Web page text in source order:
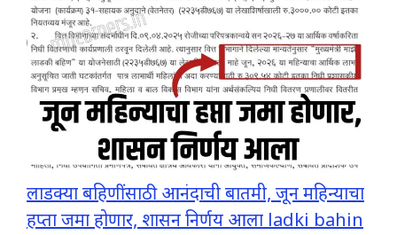
लाडक्या बहिणींसाठी आनंदाची बातमी, जून महिन्याचा
हप्ता जमा होणार, शासन निर्णय आला ladki bahin